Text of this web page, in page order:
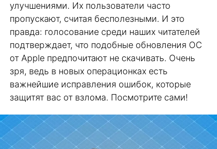
улучшениями. Их пользователи часто
пропускают, считая бесполезными. И это
правда: голосование среди наших читателей
подтверждает, что подобные обновления OC
от Apple предпочитают не скачивать. Очень
зря, ведь в новых операционках есть
важнейшие исправления ошибок, которые
защитят вас от взлома. Посмотрите сами!